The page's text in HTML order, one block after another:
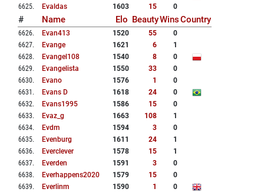
6625. Evaldas 1603 15 0
# Name Elo BeautyWinsCountry
6626. Evan413 1520 55
0
6627. Evange 1621 6
1
6628. Evangel108 1540 8
0
6629. Evangelista 1550 33
0
6630. Evano 1576 1
0
6631 . Evans D 1618 24
0
6632. Evans1995 1586 15
0
6633. Evaz_g 1663 108
1
6634. Evdm 1594 3
0
6635. Evenburg 1611 24
1
6636. Everclever 1578 15
1
6637. Everden 1591 3
0
6638. Everhappens2020 1579 15
0
6639. Everlinm 1590 1
0